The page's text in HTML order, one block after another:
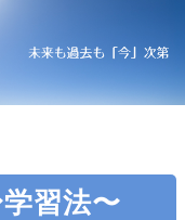
習法〜